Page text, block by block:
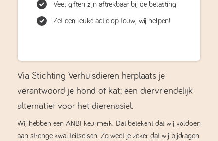
Veel giften zijn aftrekbaar bij de belasting
Zet een leuke actie op touw; wij helpen!
Via Stichting Verhuisdieren herplaats je
verantwoord je hond of kat; een diervriendelijk
alternatief voor het dierenasiel.
Wij hebben een ANBI keurmerk. Dat betekent dat wij voldoen
aan strenge kwaliteitseisen. Zo weet je zeker dat wij bijdragen